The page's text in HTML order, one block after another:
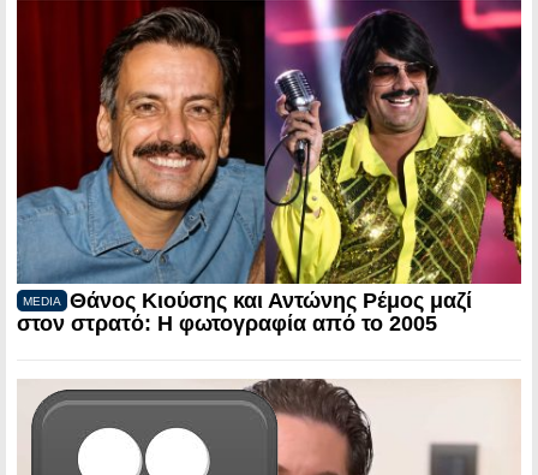
MEDIA
Θάνος Κιούσης και Αντώνης Ρέμος μαζί
στον στρατό: Η φωτογραφία από το 2005